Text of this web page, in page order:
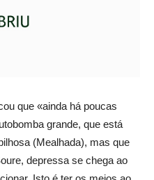
que «ainda há poucas
grande, que está
(Mealhada), mas que
depressa se chega ao